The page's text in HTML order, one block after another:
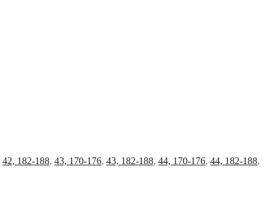
42, 182-188, 43, 170-176, 43, 182-188, 44, 170-176, 44, 182-188,